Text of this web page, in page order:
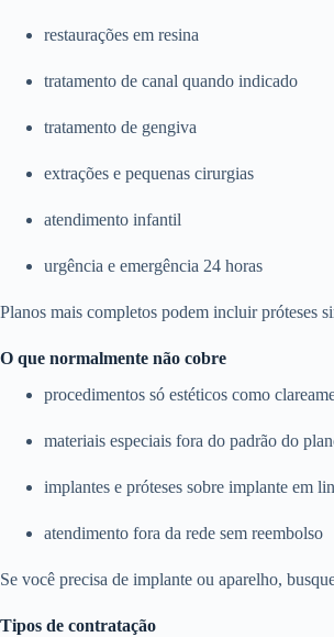
restaurações em resina
tratamento de canal quando indicado
tratamento de gengiva
extrações e pequenas cirurgias
atendimento infantil
urgência e emergência 24 horas
Planos mais completos podem incluir próteses
O que normalmente não cobre
procedimentos só estéticos como
materiais especiais fora do padrão do
implantes e próteses sobre implante em
atendimento fora da rede sem reembolso
Se você precisa de implante ou aparelho,
Tipos de contratação